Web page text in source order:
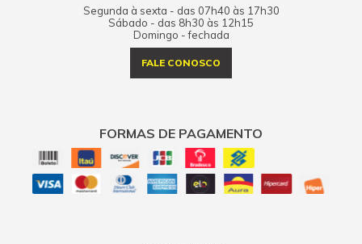
Segunda à sexta - das 07h40 às 17h30
Sábado - das 8h30 às 12h15
Domingo - fechada
FALE CONOSCO
FORMAS DE PAGAMENTO